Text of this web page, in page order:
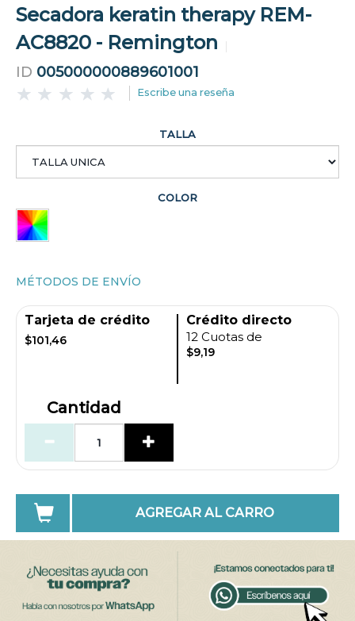
Secadora keratin therapy REM-
AC8820 - Remington
ID 005000000889601001
Escribe una reseña
TALLA
COLOR
MÉTODOS DE ENVÍO
Tarjeta de crédito
$101,46
Crédito directo
12 Cuotas de
$9,19
Cantidad
AGREGAR AL CARRO